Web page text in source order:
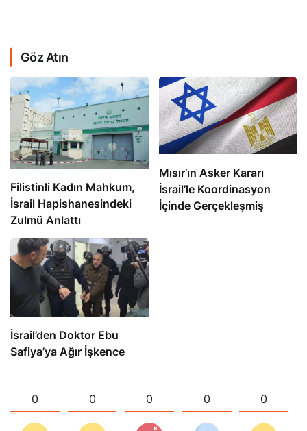
Göz Atın
Filistinli Kadın Mahkum,
İsrail Hapishanesindeki
Zulmü Anlattı
Mısır’ın Asker Kararı
İsrail’le Koordinasyon
İçinde Gerçekleşmiş
İsrail’den Doktor Ebu
Safiya’ya Ağır İşkence
0 0 0 0 0